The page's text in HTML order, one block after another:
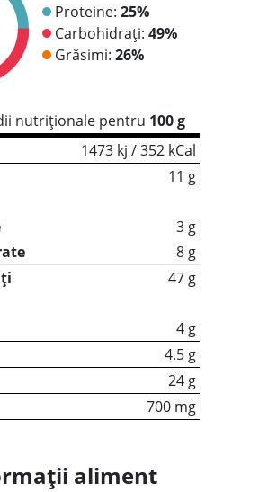
Proteine: 25%
Carbohidrați: 49%
Grăsimi: 26%
nutriționale pentru 100 g
1473 kj / 352 kCal
11 g
3 g
8 g
47 g
4 g
4.5 g
24 g
700 mg
aliment